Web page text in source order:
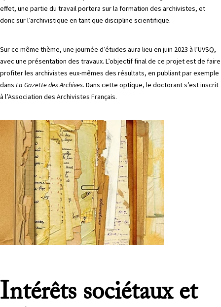
effet, une partie du travail portera sur la formation des archivistes, et
donc sur l’archivistique en tant que discipline scientifique.
Sur ce même thème, une journée d’études aura lieu en juin 2023 à l’UVSQ,
avec une présentation des travaux. L’objectif final de ce projet est de faire
profiter les archivistes eux-mêmes des résultats, en publiant par exemple
dans La Gazette des Archives. Dans cette optique, le doctorant s’est inscrit
à l’Association des Archivistes Français.
Intérêts sociétaux et